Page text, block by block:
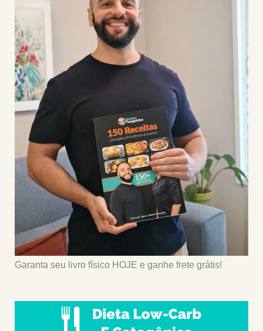
Garanta seu livro físico HOJE e ganhe frete grátis!